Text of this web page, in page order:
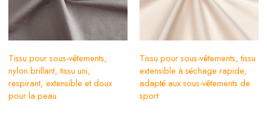
Tissu pour sous-vêtements,
nylon brillant, tissu uni,
respirant, extensible et doux
pour la peau
Tissu pour sous-vêtements, tissu
extensible à séchage rapide,
adapté aux sous-vêtements de
sport